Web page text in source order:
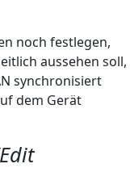
noch festlegen,
aussehen soll,
synchronisiert
dem Gerät